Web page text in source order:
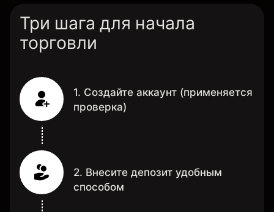
Три шага для начала
торговли
1. Создайте аккаунт (применяется
проверка)
2. Внесите депозит удобным
способом